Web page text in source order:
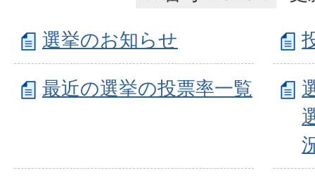
選挙のお知らせ
最近の選挙の投票率一覧